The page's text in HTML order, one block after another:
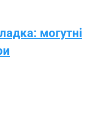
могутні